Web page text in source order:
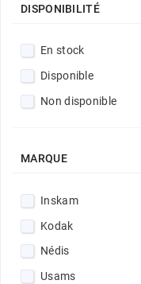
DISPONIBILITÉ
En stock
Disponible
Non disponible
MARQUE
Inskam
Kodak
Nédis
Usams